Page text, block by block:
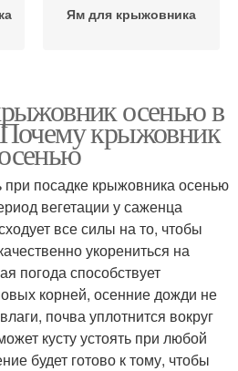
Ям для крыжовника
осенью в
крыжовник
посадке крыжовника осенью
вегетации у саженца
все силы на то, чтобы
укорениться на
погода способствует
корней, осенние дожди не
почва уплотнится вокруг
кусту устоять при любой
будет готово к тому, чтобы